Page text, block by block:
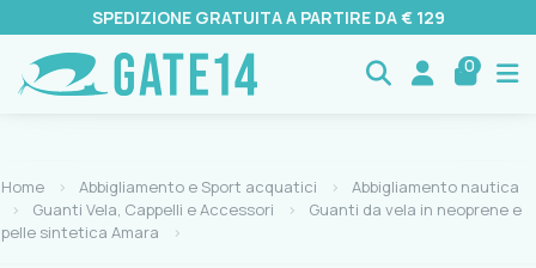
SPEDIZIONE GRATUITA A PARTIRE DA € 129
0
Home Abbigliamento e Sport acquatici
Abbigliamento nautica
Guanti Vela, Cappelli e Accessori
Guanti da vela in neoprene e
pelle sintetica Amara